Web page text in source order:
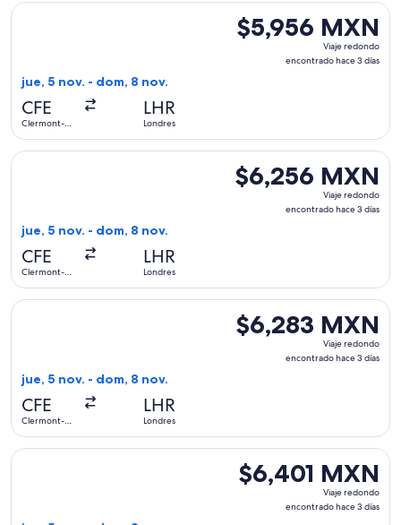
$5,956 MXN
Viaje
redondo,
$5,956 MXN
Viaje redondo
encontrado hace 3 días
jue, 5 nov. - dom, 8 nov.
CFE
Clermont-
LHR
Londres
Seleccionar vuelo de Air France, con salida el jue, 5 nov.
$6,256 MXN
Viaje
redondo,
$6,256 MXN
Viaje redondo
encontrado hace 3 días
jue, 5 nov. - dom, 8 nov.
CFE
Clermont-
LHR
Londres
Seleccionar vuelo de Air France, con salida el jue, 5 nov.
$6,283 MXN
Viaje
redondo,
$6,283 MXN
Viaje redondo
encontrado hace 3 días
jue, 5 nov. - dom, 8 nov.
CFE
Clermont-
LHR
Londres
Seleccionar vuelo de Air France, con salida el jue, 5 nov.
$6,401 MXN
Viaje
redondo,
$6,401 MXN
Viaje redondo
encontrado hace 3 días
Seleccionar vuelo de Air France, con salida el jue, 5 nov.